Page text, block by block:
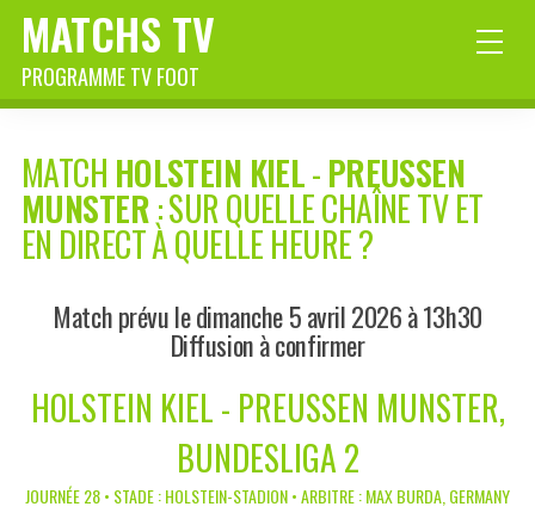
MATCHS TV
PROGRAMME TV FOOT
MATCH HOLSTEIN KIEL-PREUSSEN
MUNSTER: SUR QUELLE CHAÎNE TV ET
EN DIRECT À QUELLE HEURE ?
Match prévu le dimanche 5 avril 2026 à 13h30
Diffusion à confirmer
HOLSTEIN KIEL - PREUSSEN MUNSTER,
BUNDESLIGA 2
JOURNÉE 28 • STADE : HOLSTEIN-STADION • ARBITRE : MAX BURDA, GERMANY